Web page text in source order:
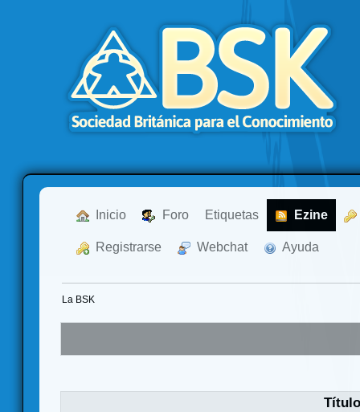
Inicio Foro Etiquetas Ezine
Registrarse Webchat Ayuda
La BSK
Título